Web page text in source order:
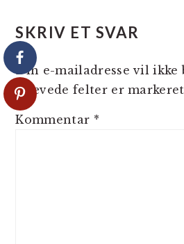
SKRIV ET SVAR
Din e-mailadresse vil ikke
Krævede felter er
Kommentar *